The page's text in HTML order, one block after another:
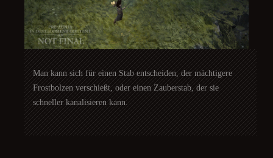
Man kann sich für einen Stab entscheiden, der mächtigere
Frostbolzen verschießt, oder einen Zauberstab, der sie
schneller kanalisieren kann.